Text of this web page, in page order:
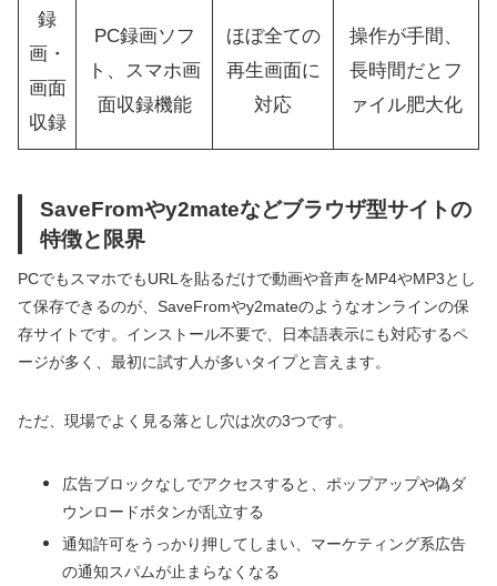
録
画・
画面
収録
PC録画ソフ
ト、スマホ画
面収録機能
ほぼ全ての
再生画面に
対応
操作が手間、
長時間だとフ
ァイル肥大化
SaveFromやy2mateなどブラウザ型サイトの
特徴と限界
PCでもスマホでもURLを貼るだけで動画や音声をMP4やMP3とし
て保存できるのが、SaveFromやy2mateのようなオンラインの保
存サイトです。インストール不要で、日本語表示にも対応するペ
ージが多く、最初に試す人が多いタイプと言えます。
ただ、現場でよく見る落とし穴は次の3つです。
広告ブロックなしでアクセスすると、ポップアップや偽ダ
ウンロードボタンが乱立する
通知許可をうっかり押してしまい、マーケティング系広告
の通知スパムが止まらなくなる